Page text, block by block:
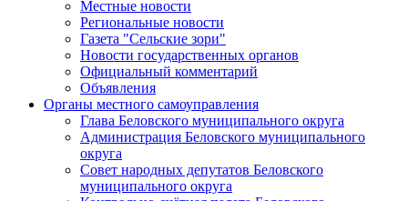
Местные новости
Региональные новости
Газета "Сельские зори"
Новости государственных органов
Официальный комментарий
Объявления
Органы местного самоуправления
Глава Беловского муниципального округа
Администрация Беловского муниципального
округа
Совет народных депутатов Беловского
муниципального округа